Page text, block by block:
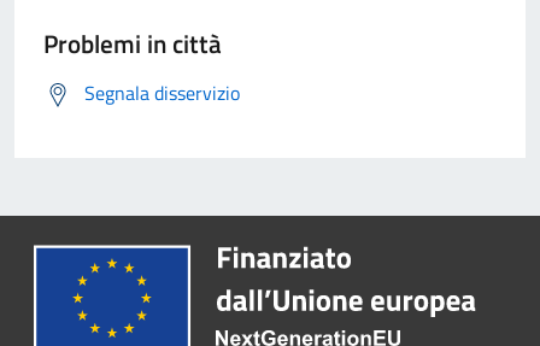
Problemi in città
Segnala disservizio